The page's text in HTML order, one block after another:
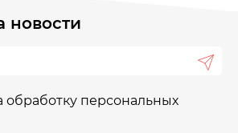
новости
обработку персональных